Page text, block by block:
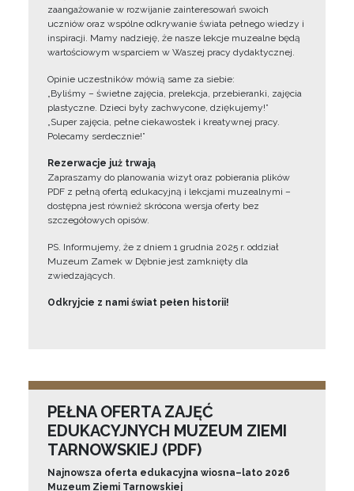
zaangażowanie w rozwijanie zainteresowań swoich
uczniów oraz wspólne odkrywanie świata pełnego wiedzy i
inspiracji. Mamy nadzieję, że nasze lekcje muzealne będą
wartościowym wsparciem w Waszej pracy dydaktycznej.
Opinie uczestników mówią same za siebie:
„Byliśmy – świetne zajęcia, prelekcja, przebieranki, zajęcia
plastyczne. Dzieci były zachwycone, dziękujemy!”
„Super zajęcia, pełne ciekawostek i kreatywnej pracy.
Polecamy serdecznie!”
Rezerwacje już trwają
Zapraszamy do planowania wizyt oraz pobierania plików
PDF z pełną ofertą edukacyjną i lekcjami muzealnymi –
dostępna jest również skrócona wersja oferty bez
szczegółowych opisów.
PS. Informujemy, że z dniem 1 grudnia 2025 r. oddział
Muzeum Zamek w Dębnie jest zamknięty dla
zwiedzających.
Odkryjcie z nami świat pełen historii!
PEŁNA OFERTA ZAJĘĆ
EDUKACYJNYCH MUZEUM ZIEMI
TARNOWSKIEJ (PDF)
Najnowsza oferta edukacyjna wiosna–lato 2026
Muzeum Ziemi Tarnowskiej